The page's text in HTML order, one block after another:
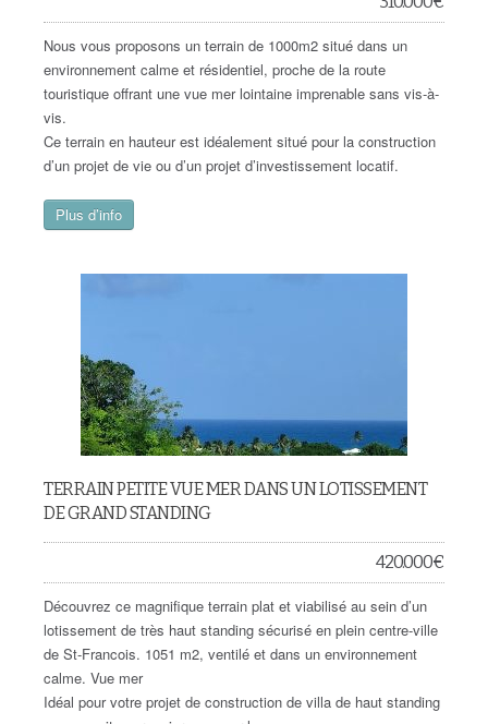
Nous vous proposons un terrain de 1000m2 situé dans un
environnement calme et résidentiel, proche de la route
touristique offrant une vue mer lointaine imprenable sans vis-à-
vis.
Ce terrain en hauteur est idéalement situé pour la construction
d’un projet de vie ou d’un projet d’investissement locatif.
Plus d’info
TERRAIN PETITE VUE MER DANS UN LOTISSEMENT
DE GRAND STANDING
420.000€
Découvrez ce magnifique terrain plat et viabilisé au sein d’un
lotissement de très haut standing sécurisé en plein centre-ville
de St-Francois. 1051 m2, ventilé et dans un environnement
calme. Vue mer
Idéal pour votre projet de construction de villa de haut standing